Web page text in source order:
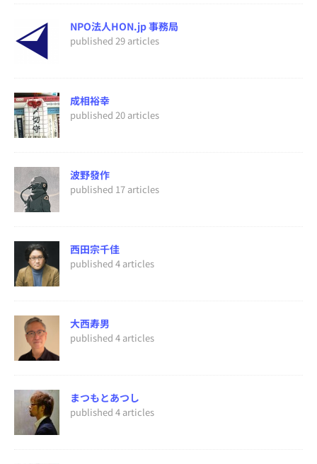
NPO法人HON.jp 事務局
published 29 articles
成相裕幸
published 20 articles
波野發作
published 17 articles
西田宗千佳
published 4 articles
大西寿男
published 4 articles
まつもとあつし
published 4 articles